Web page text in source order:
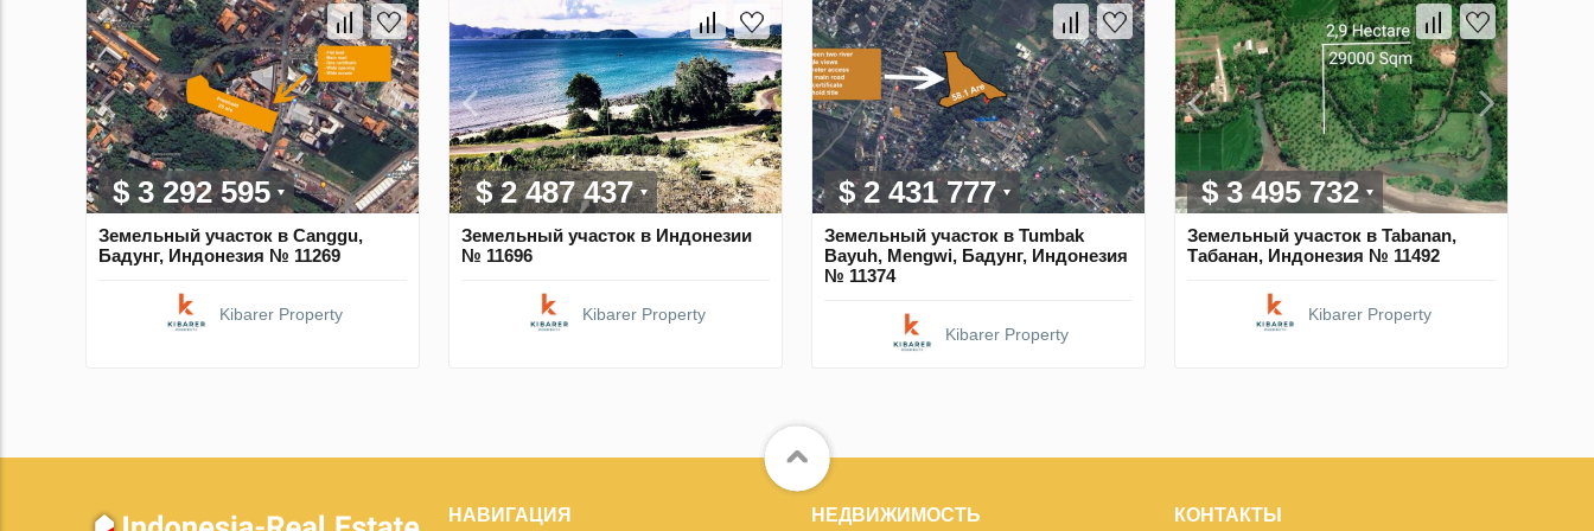
$ 3 292 595
Земельный участок в Canggu,
Бадунг, Индонезия № 11269
Kibarer Property
$ 2 487 437
Земельный участок в Индонезии
№ 11696
Kibarer Property
$ 2 431 777
Земельный участок в Tumbak
Bayuh, Mengwi, Бадунг, Индонезия
№ 11374
Kibarer Property
$ 3 495 732
Земельный участок в Tabanan,
Табанан, Индонезия № 11492
Kibarer Property
НАВИГАЦИЯ НЕДВИЖИМОСТЬ КОНТАКТЫ